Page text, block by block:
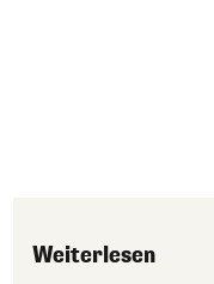
Weiterlesen